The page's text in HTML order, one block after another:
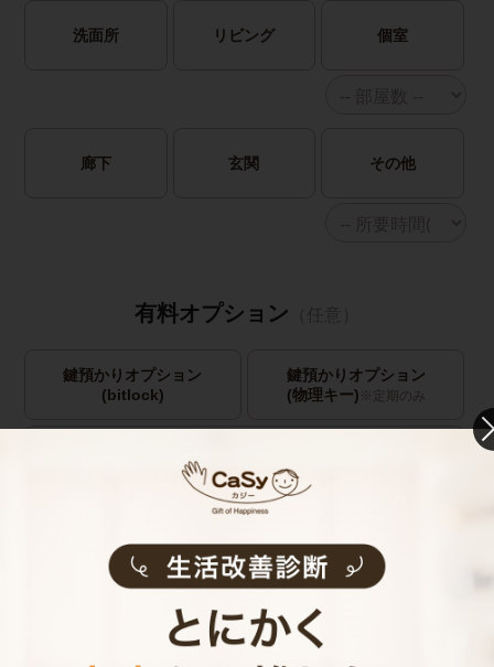
洗面所 リビング 個室
廊下 玄関 その他
有料オプション
鍵預かりオプション
(bitlock)
鍵預かりオプション
(物理キー) ※定期のみ
キャストの指名
お見積り内容
ご利用時間